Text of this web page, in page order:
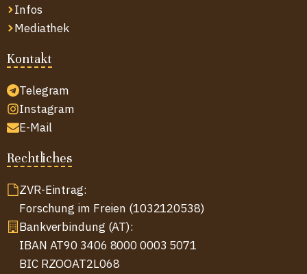
Infos
Mediathek
Kontakt
Telegram
Instagram
E-Mail
Rechtliches
ZVR-Eintrag:
Forschung im Freien (1032120538)
Bankverbindung (AT):
IBAN AT90 3406 8000 0003 5071
BIC RZOOAT2L068